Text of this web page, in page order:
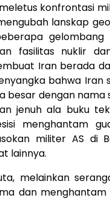
konfrontasi
lanskap
fasilitas nuklir
Iran berada
bahwa Iran
besar dengan nama
jenuh ala buku
menghantam
militer AS di
lainnya.
melainkan
dan menghantam